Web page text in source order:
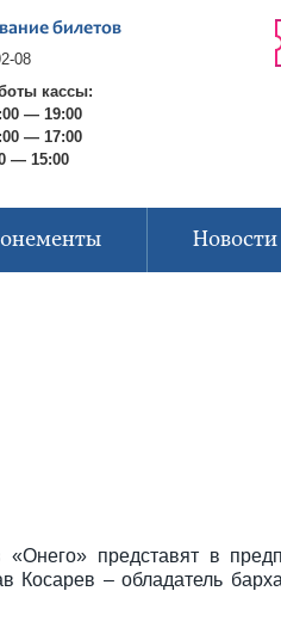
билетов
08
кассы:
— 19:00
— 17:00
— 15:00
Новости
представят в
– обладатель